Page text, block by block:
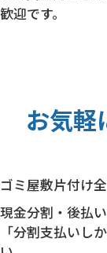
歓迎です。
お気軽
ゴミ屋敷片付け
現金分割・後払
「分割支払いし